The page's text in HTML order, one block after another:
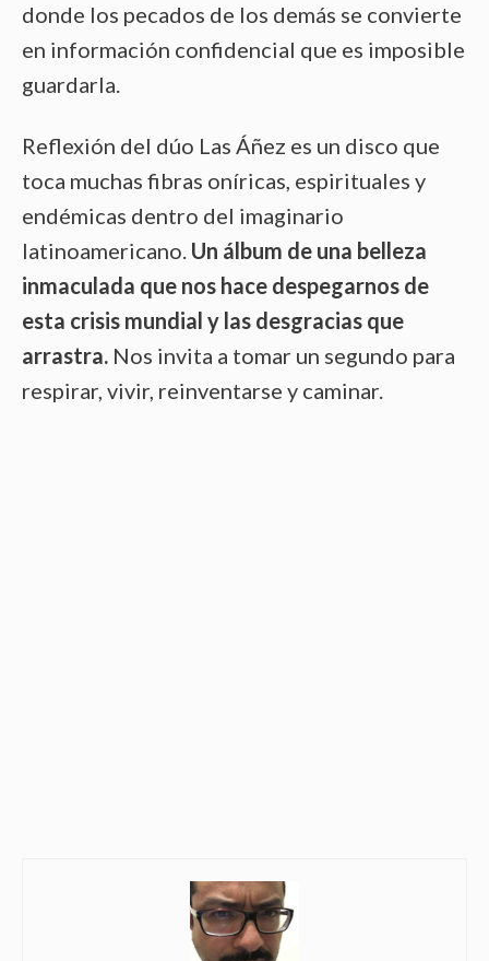
donde los pecados de los demás se convierte
en información confidencial que es imposible
guardarla.
Reflexión del dúo Las Áñez es un disco que
toca muchas fibras oníricas, espirituales y
endémicas dentro del imaginario
latinoamericano. Un álbum de una belleza
inmaculada que nos hace despegarnos de
esta crisis mundial y las desgracias que
arrastra. Nos invita a tomar un segundo para
respirar, vivir, reinventarse y caminar.